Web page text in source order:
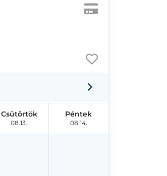
Csütörtök
08.13.
Péntek
08.14.